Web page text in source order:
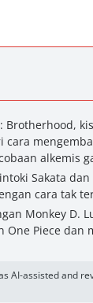
Brotherhood,
cara
alkemis
Sakata
cara tak
Monkey D.
One Piece dan
AI-assisted and